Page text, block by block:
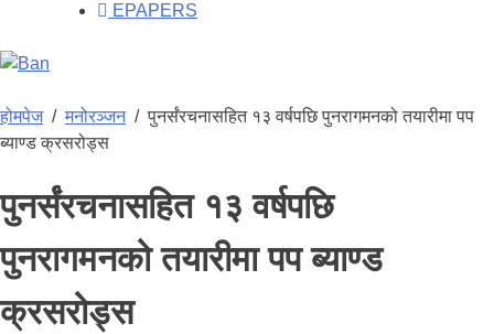
EPAPERS
होमपेज/मनोरञ्जन/पुनर्संरचनासहित १३ वर्षपछि पुनरागमनको तयारीमा पप
ब्याण्ड क्रसरोड्स
पुनर्संरचनासहित १३ वर्षपछि
पुनरागमनको तयारीमा पप ब्याण्ड
क्रसरोड्स